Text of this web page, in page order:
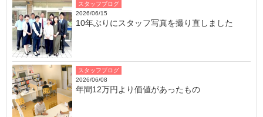
スタッフブログ
2026/06/15
10年ぶりにスタッフ写真を撮り直しました
スタッフブログ
2026/06/08
年間12万円より価値があったもの